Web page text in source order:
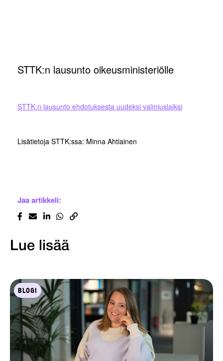
STTK:n lausunto oikeusministeriölle
STTK:n lausunto ehdotuksesta uudeksi valmiuslaiksi
Lisätietoja STTK:ssa: Minna Ahtiainen
Jaa artikkeli:
Lue lisää
BLOGI